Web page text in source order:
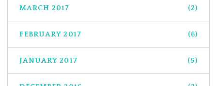
MARCH 2017 (2)
FEBRUARY 2017 (6)
JANUARY 2017 (5)